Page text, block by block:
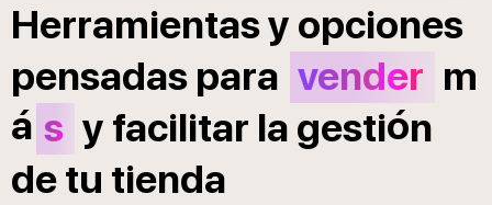
Herramientasy opciones
pensadas para vender m
á s y facilitar la gestión
detu tienda